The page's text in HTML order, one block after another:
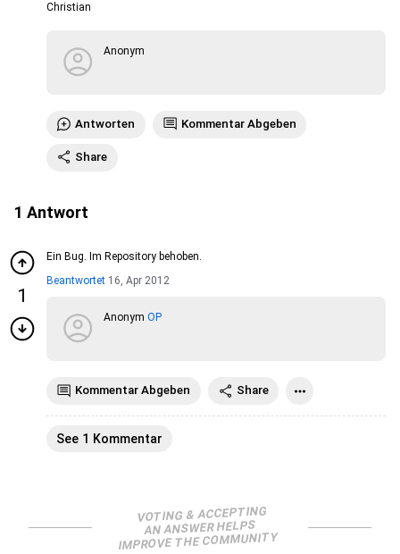
Christian
Anonym
Antworten Kommentar Abgeben
Share
1 Antwort
1
Ein Bug. Im Repository behoben.
Beantwortet 16, Apr 2012
Anonym OP
Kommentar Abgeben Share
See 1 Kommentar
VOTING & ACCEPTING
AN ANSWER HELPS
IMPROVE THE COMMUNITY